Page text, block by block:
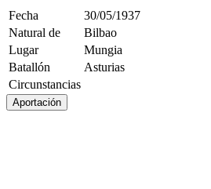
Fecha
30/05/1937
Natural de
Bilbao
Lugar
Mungia
Batallón
Asturias
Circunstancias